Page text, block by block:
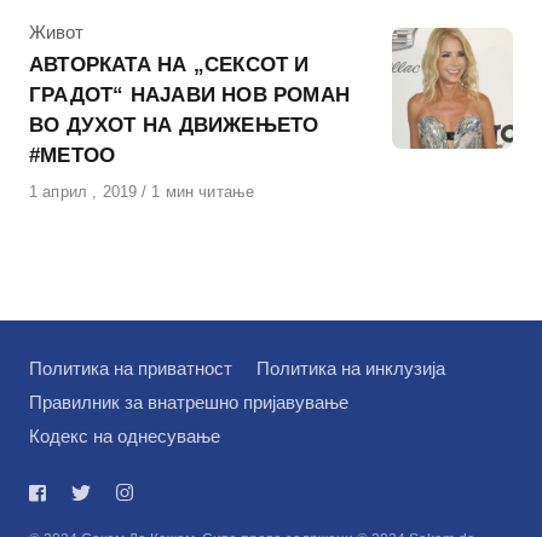
КАтегорија
Живот
АВТОРКАТА НА „СЕКСОТ И
ГРАДОТ“ НАЈАВИ НОВ РОМАН
ВО ДУХОТ НА ДВИЖЕЊЕТО
#METOO
Објавено
1 април , 2019 1 мин читање
Политика на приватност
Политика на инклузија
Правилник за внатрешно пријавување
Кодекс на однесување